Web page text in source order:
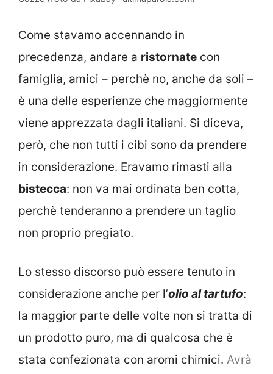
Come stavamo accennando in
precedenza, andare a ristornate con
famiglia, amici – perchè no, anche da soli –
è una delle esperienze che maggiormente
viene apprezzata dagli italiani. Si diceva,
però, che non tutti i cibi sono da prendere
in considerazione. Eravamo rimasti alla
bistecca: non va mai ordinata ben cotta,
perchè tenderanno a prendere un taglio
non proprio pregiato.
Lo stesso discorso può essere tenuto in
considerazione anche per l’olio al tartufo:
la maggior parte delle volte non si tratta di
un prodotto puro, ma di qualcosa che è
stata confezionata con aromi chimici. Avrà